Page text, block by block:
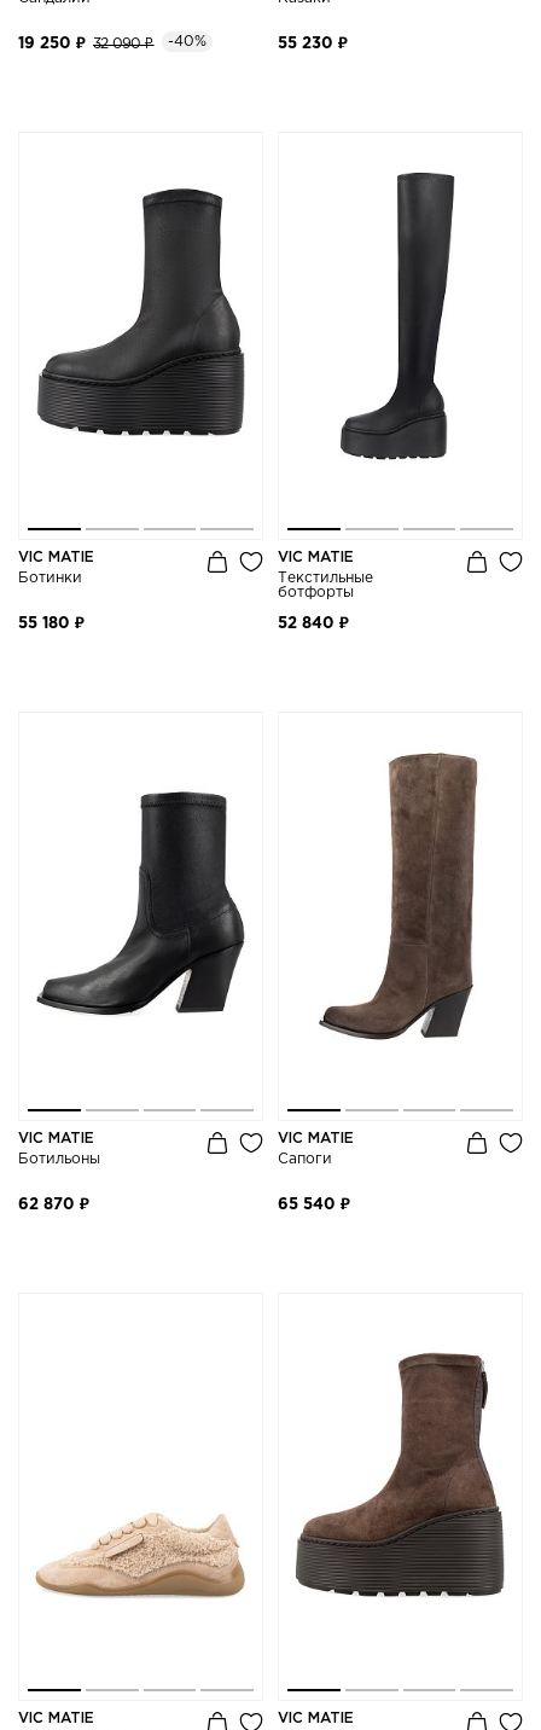
19 250 ₽ 32 090 ₽ -40% 55 230 ₽
VIC MATIE
Ботинки
55 180 ₽
VIC MATIE
Текстильные
ботфорты
52 840 ₽
VIC MATIE
Ботильоны
62 870 ₽
VIC MATIE
Сапоги
65 540 ₽
VIC MATIE
VIC MATIE